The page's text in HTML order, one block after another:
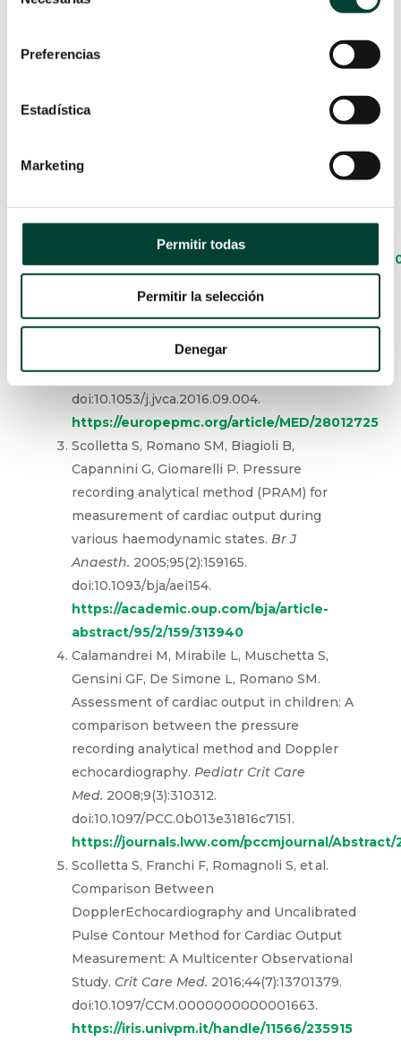
Preferencias
Estadística
Marketing
Permitir todas
Permitir la selección
Denegar
Vygon – Monitorización Hemodinámica PRAM
BIBLIOGRAFÍA
cardiac output from systemic arterial
Med.2002;30(8):18341841.
doi:10.1097/00003246-200208000-00027.
https://journals.lww.com/ccmjournal/Abstract/
Payen D. The Pressure Recording Analytical
Method (PRAM): Technical Concepts and
Literature Review.J Cardiothorac Vasc
Anesth.2017;31(4):14601470.
doi:10.1053/j.jvca.2016.09.004.
https://europepmc.org/article/MED/28012725
Scolletta S, Romano SM, Biagioli B,
Capannini G, Giomarelli P. Pressure
recording analytical method (PRAM) for
measurement of cardiac output during
various haemodynamic states. Br J
Anaesth. 2005;95(2):159165.
doi:10.1093/bja/aei154.
https://academic.oup.com/bja/article-
abstract/95/2/159/313940
Calamandrei M, Mirabile L, Muschetta S,
Gensini GF, De Simone L, Romano SM.
Assessment of cardiac output in children: A
comparison between the pressure
recording analytical method and Doppler
echocardiography. Pediatr Crit Care
Med. 2008;9(3):310312.
doi:10.1097/PCC.0b013e31816c7151.
https://journals.lww.com/pccmjournal/Abstract/
Scolletta S, Franchi F, Romagnoli S, et al.
Comparison Between
DopplerEchocardiography and Uncalibrated
Pulse Contour Method for Cardiac Output
Measurement: A Multicenter Observational
Study. Crit Care Med. 2016;44(7):13701379.
doi:10.1097/CCM.0000000000001663.
https://iris.univpm.it/handle/11566/235915